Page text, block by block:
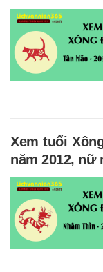
Xem tuổi
năm 2012, nữ